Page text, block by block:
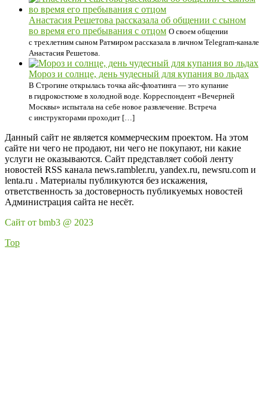
Анастасия Решетова рассказала об общении с сыном
во время его пребывания с отцом О своем общении
с трехлетним сыном Ратмиром рассказала в личном Telegram-канале
Анастасия Решетова.
Мороз и солнце, день чудесный для купания во льдах
В Строгине открылась точка айс-флоатинга — это купание
в гидрокостюме в холодной воде. Корреспондент «Вечерней
Москвы» испытала на себе новое развлечение. Встреча
с инструкторами проходит […]
Данный сайт не является коммерческим проектом. На этом
сайте ни чего не продают, ни чего не покупают, ни какие
услуги не оказываются. Сайт представляет собой ленту
новостей RSS канала news.rambler.ru, yandex.ru, newsru.com и
lenta.ru . Материалы публикуются без искажения,
ответственность за достоверность публикуемых новостей
Администрация сайта не несёт.
Сайт от bmb3 @ 2023
Top